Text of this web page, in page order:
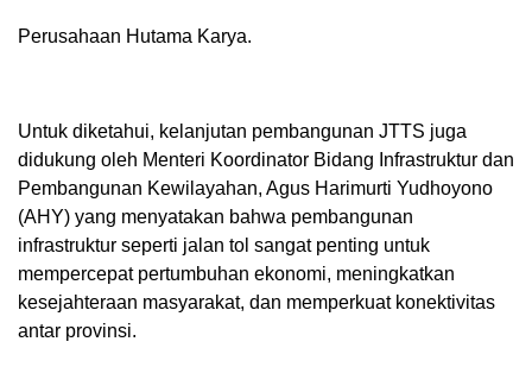
Perusahaan Hutama Karya.
Untuk diketahui, kelanjutan pembangunan JTTS juga
didukung oleh Menteri Koordinator Bidang Infrastruktur dan
Pembangunan Kewilayahan, Agus Harimurti Yudhoyono
(AHY) yang menyatakan bahwa pembangunan
infrastruktur seperti jalan tol sangat penting untuk
mempercepat pertumbuhan ekonomi, meningkatkan
kesejahteraan masyarakat, dan memperkuat konektivitas
antar provinsi.